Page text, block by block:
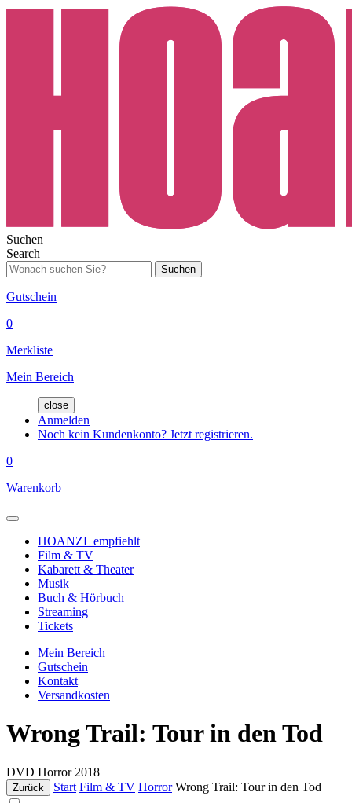
Suchen
Search
Suchen
Gutschein
0
Merkliste
Mein Bereich
close
Anmelden
Noch kein Kundenkonto? Jetzt registrieren.
0
Warenkorb
HOANZL empfiehlt
Film & TV
Kabarett & Theater
Musik
Buch & Hörbuch
Streaming
Tickets
Mein Bereich
Gutschein
Kontakt
Versandkosten
Wrong Trail: Tour in den Tod
DVD Horror 2018
Zurück Start Film & TV Horror Wrong Trail: Tour in den Tod